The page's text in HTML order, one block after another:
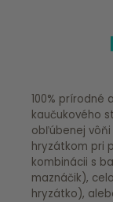
100% prírodné
kaučukového
obľúbenej
hryzátkom pri
kombinácii s
maznáčik),
hryzátko),